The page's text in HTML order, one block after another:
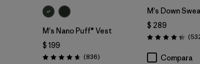
M's Nano Puff® Vest
$ 199
Valoración: 4.7 / 5
(836Comentarios
)
M's Down
$ 289
Valoración: 4.4 / 5
Compara